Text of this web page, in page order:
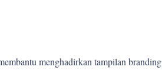
menghadirkan tampilan branding